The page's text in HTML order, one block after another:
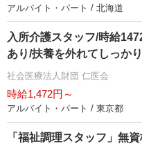
アルバイト・パート / 北海道
入所介護スタッフ/時給
あり/扶養を外れてしっか
社会医療法人財団 仁医会
時給1,472円～
アルバイト・パート / 東京都
「福祉調理スタッフ」無